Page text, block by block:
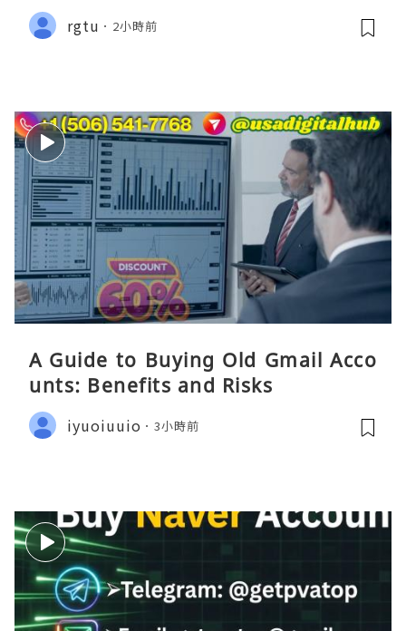
rgtu 2小時前
A Guide to Buying Old Gmail Acco
unts: Benefits and Risks
iyuoiuuio 3小時前